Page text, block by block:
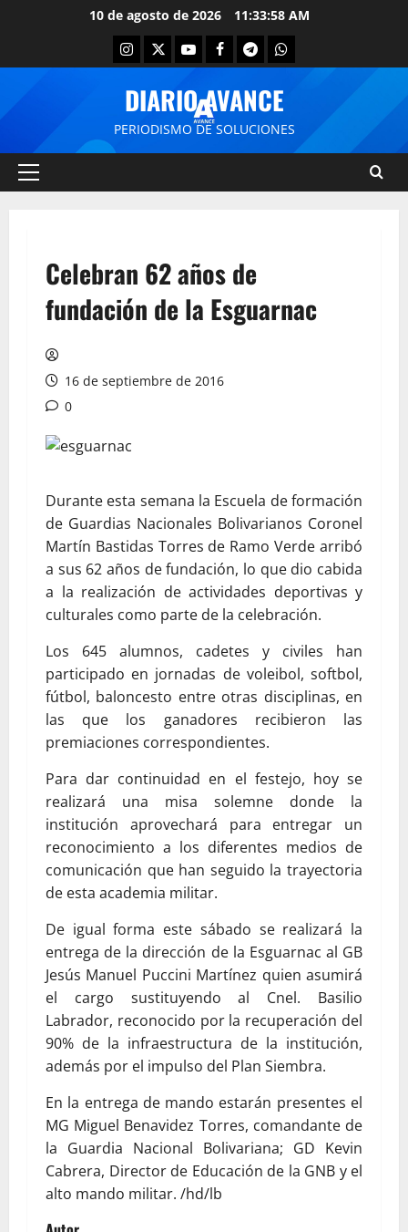
10 de agosto de 2026 11:33:58 AM
DIARIO AVANCE
PERIODISMO DE SOLUCIONES
Celebran 62 años de
fundación de la Esguarnac
16 de septiembre de 2016
0
Durante esta semana la Escuela de formación
de Guardias Nacionales Bolivarianos Coronel
Martín Bastidas Torres de Ramo Verde arribó
a sus 62 años de fundación, lo que dio cabida
a la realización de actividades deportivas y
culturales como parte de la celebración.
Los 645 alumnos, cadetes y civiles han
participado en jornadas de voleibol, softbol,
fútbol, baloncesto entre otras disciplinas, en
las que los ganadores recibieron las
premiaciones correspondientes.
Para dar continuidad en el festejo, hoy se
realizará una misa solemne donde la
institución aprovechará para entregar un
reconocimiento a los diferentes medios de
comunicación que han seguido la trayectoria
de esta academia militar.
De igual forma este sábado se realizará la
entrega de la dirección de la Esguarnac al GB
Jesús Manuel Puccini Martínez quien asumirá
el cargo sustituyendo al Cnel. Basilio
Labrador, reconocido por la recuperación del
90% de la infraestructura de la institución,
además por el impulso del Plan Siembra.
En la entrega de mando estarán presentes el
MG Miguel Benavidez Torres, comandante de
la Guardia Nacional Bolivariana; GD Kevin
Cabrera, Director de Educación de la GNB y el
alto mando militar. /hd/lb